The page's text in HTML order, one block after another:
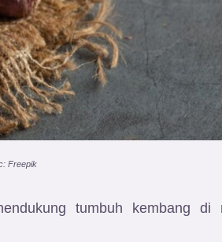
Freepik
tumbuh kembang di